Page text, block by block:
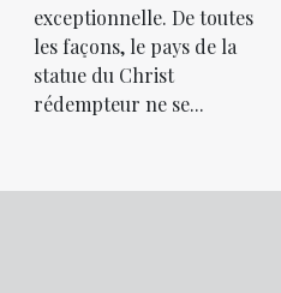
exceptionnelle. De toutes
les façons, le pays de la
statue du Christ
rédempteur ne se...